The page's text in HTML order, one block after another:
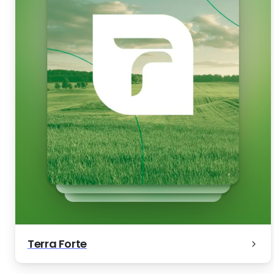
Terra Forte
Seu Treino On Simone Xavier Seguros e Planos de
Consultoria Contábil
Terra Forte